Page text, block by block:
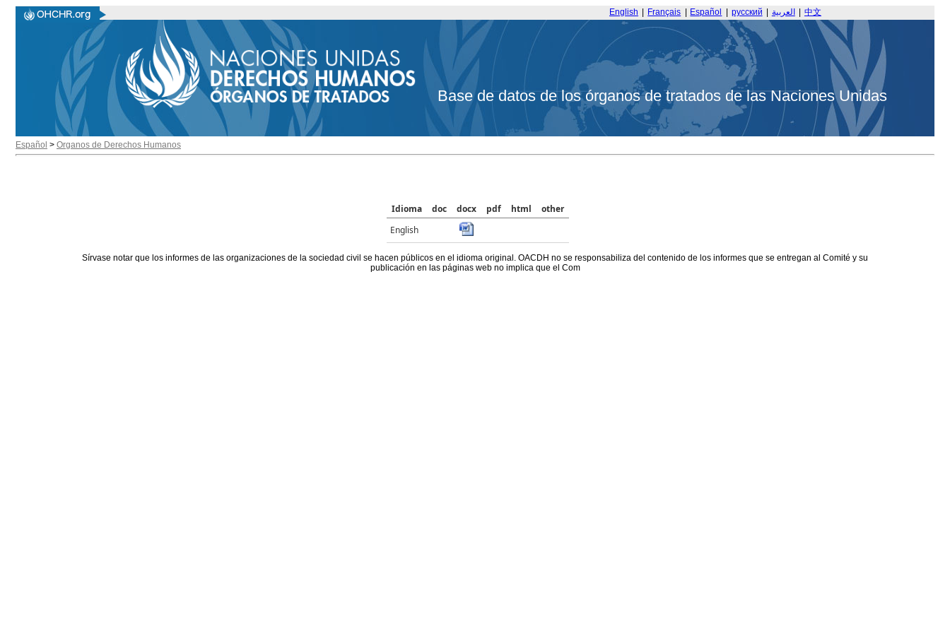
English Français Español русский العربية 中文
Base de datos de los órganos de tratados de las Naciones Unidas
Español > Organos de Derechos Humanos
Idioma doc docx pdf html
other
English
Sírvase notar que los informes de las organizaciones de la sociedad civil se hacen públicos en el idioma original. OACDH no se responsabiliza del contenido de los informes que se entregan al Comité y su
publicación en las páginas web no implica que el Com